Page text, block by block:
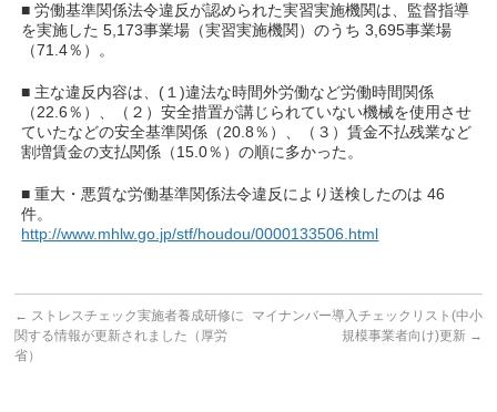
■ 労働基準関係法令違反が認められた実習実施機関は、監督指導
を実施した 5,173事業場（実習実施機関）のうち 3,695事業場
（71.4％）。
■ 主な違反内容は、(１)違法な時間外労働など労働時間関係
（22.6％）、（２）安全措置が講じられていない機械を使用させ
ていたなどの安全基準関係（20.8％）、（３）賃金不払残業など
割増賃金の支払関係（15.0％）の順に多かった。
■ 重大・悪質な労働基準関係法令違反により送検したのは 46
件。
http://www.mhlw.go.jp/stf/houdou/0000133506.html
← ストレスチェック実施者養成研修に
関する情報が更新されました（厚労
省）
マイナンバー導入チェックリスト(中小
規模事業者向け)更新 →